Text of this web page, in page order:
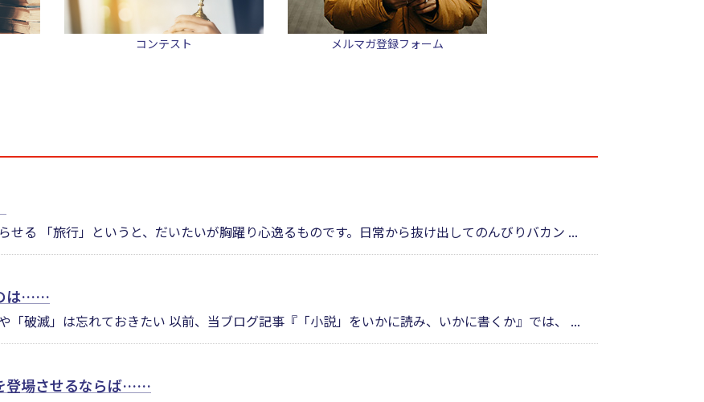
コンテスト メルマガ登録フォーム
せる 「旅行」というと、だいたいが胸躍り心逸るものです。日常から抜け出してのんびりバカン ...
は……
「破滅」は忘れておきたい 以前、当ブログ記事『「小説」をいかに読み、いかに書くか』では、 ...
登場させるならば……